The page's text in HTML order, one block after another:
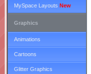
MySpace Layouts New
Graphics
Animations
Cartoons
Glitter Graphics